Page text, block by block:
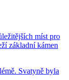
míst pro
základní kámen
Svatyně byla